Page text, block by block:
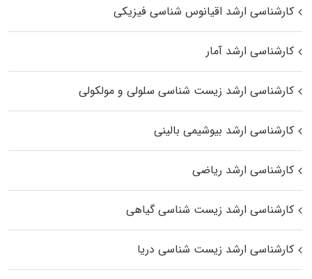
کارشناسی ارشد اقیانوس‌ شناسی فیزیکی
کارشناسی ارشد آمار
کارشناسی ارشد زیست شناسی سلولی و مولکولی
کارشناسی ارشد بیوشیمی بالینی
کارشناسی ارشد ریاضی
کارشناسی ارشد زیست‌ شناسی گیاهی
کارشناسی ارشد زیست‌ شناسی دریا